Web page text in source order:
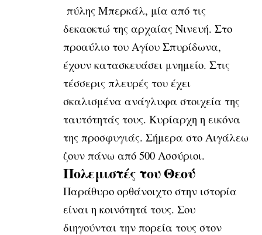
πύλης Μπερκάλ, μία από τις
δεκαοκτώ της αρχαίας Νινευή. Στο
προαύλιο του Αγίου Σπυρίδωνα,
έχουν κατασκευάσει μνημείο. Στις
τέσσερις πλευρές του έχει
σκαλισμένα ανάγλυφα στοιχεία της
ταυτότητάς τους. Κυρίαρχη η εικόνα
της προσφυγιάς. Σήμερα στο Αιγάλεω
ζουν πάνω από 500 Ασσύριοι.
Πολεμιστές του Θεού
Παράθυρο ορθάνοιχτο στην ιστορία
είναι η κοινότητά τους. Σου
διηγούνται την πορεία τους στον